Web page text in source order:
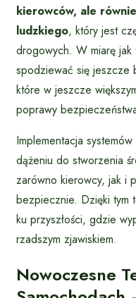
kierowców, ale
ludzkiego, który jest
drogowych. W miarę
spodziewać się jeszcze
które w jeszcze
poprawy
Implementacja
dążeniu do stworzenia
zarówno kierowcy, jak i
bezpiecznie. Dzięki tym
ku przyszłości, gdzie
rzadszym zjawiskiem.
Nowoczesne